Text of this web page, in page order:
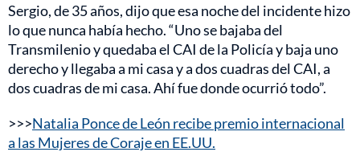
Sergio, de 35 años, dijo que esa noche del incidente hizo
lo que nunca había hecho. “Uno se bajaba del
Transmilenio y quedaba el CAI de la Policía y baja uno
derecho y llegaba a mi casa y a dos cuadras del CAI, a
dos cuadras de mi casa. Ahí fue donde ocurrió todo”.
>>>Natalia Ponce de León recibe premio internacional
a las Mujeres de Coraje en EE.UU.